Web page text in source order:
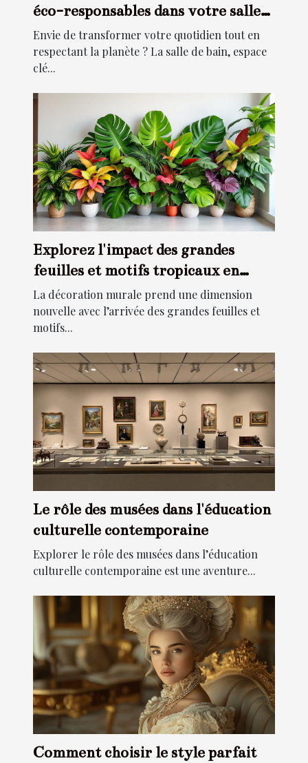
éco-responsables dans votre salle
de bain ?
Envie de transformer votre quotidien tout en
respectant la planète ? La salle de bain, espace
clé...
Explorez l'impact des grandes
feuilles et motifs tropicaux en
décoration murale
La décoration murale prend une dimension
nouvelle avec l’arrivée des grandes feuilles et
motifs...
Le rôle des musées dans l'éducation
culturelle contemporaine
Explorer le rôle des musées dans l’éducation
culturelle contemporaine est une aventure...
Comment choisir le style parfait